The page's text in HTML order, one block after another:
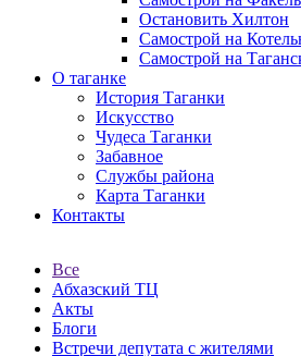
Остановить Хилтон
Самострой на
Самострой на
О таганке
История Таганки
Искусство
Чудеса Таганки
Забавное
Службы района
Карта Таганки
Контакты
Все
Абхазский ТЦ
Акты
Блоги
Встречи депутата с жителями